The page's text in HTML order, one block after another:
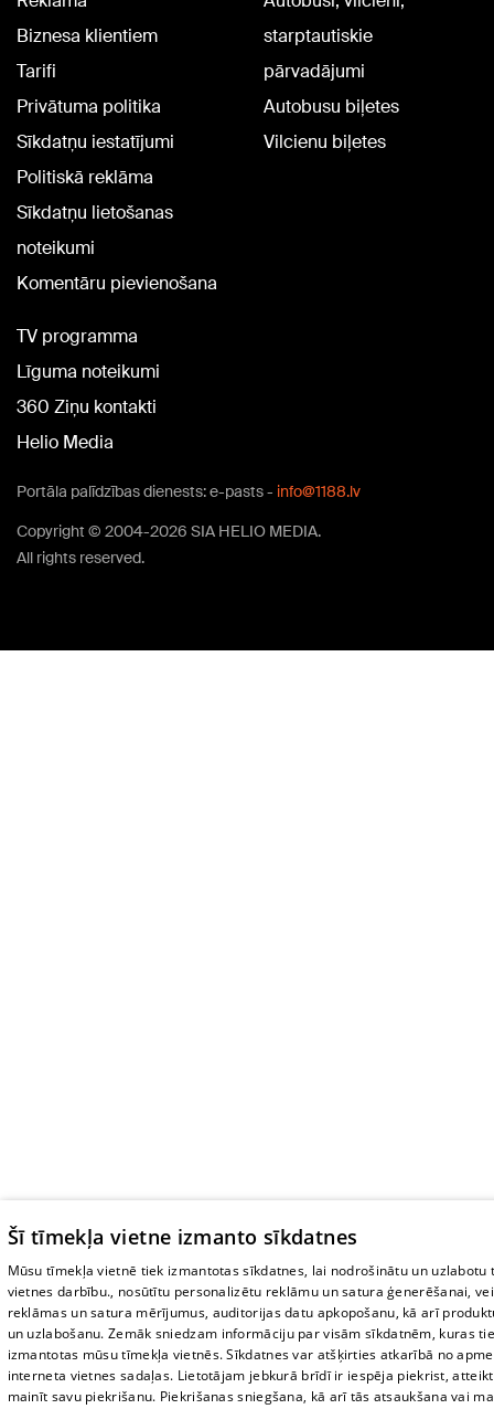
Biznesa klientiem
Tarifi
Privātuma politika
Sīkdatņu iestatījumi
Politiskā reklāma
Sīkdatņu lietošanas
noteikumi
Komentāru pievienošana
starptautiskie
pārvadājumi
Autobusu biļetes
Vilcienu biļetes
TV programma
Līguma noteikumi
360 Ziņu kontakti
Helio Media
Portāla palīdzības dienests: e-pasts - info@1188.lv
Copyright © 2004-2026 SIA HELIO MEDIA.
All rights reserved.
Šī tīmekļa vietne izmanto sīkdatnes
Mūsu tīmekļa vietnē tiek izmantotas sīkdatnes, lai nodrošinātu un uzlabotu
vietnes darbību., nosūtītu personalizētu reklāmu un satura ģenerēšanai,
reklāmas un satura mērījumus, auditorijas datu apkopošanu, kā arī
un uzlabošanu. Zemāk sniedzam informāciju par visām sīkdatnēm, kuras
izmantotas mūsu tīmekļa vietnēs. Sīkdatnes var atšķirties atkarībā no
interneta vietnes sadaļas. Lietotājam jebkurā brīdī ir iespēja piekrist,
mainīt savu piekrišanu. Piekrišanas sniegšana, kā arī tās atsaukšana vai